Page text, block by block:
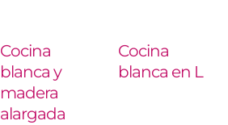
Cocina
blanca y
madera
alargada
Cocina
blanca en L